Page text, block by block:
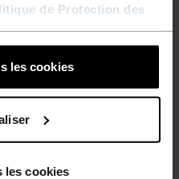
de Protection des
les cookies
les cookies